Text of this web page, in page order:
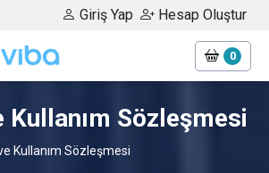
Giriş Yap Hesap Oluştur
0
Kullanım Sözleşmesi
Kullanım Sözleşmesi